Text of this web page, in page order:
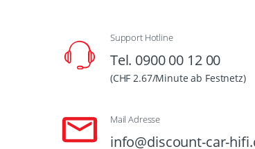
Support Hotline
Tel. 0900 00 12 00
(CHF 2.67/Minute ab Festnetz)
Mail Adresse
info@discount-car-